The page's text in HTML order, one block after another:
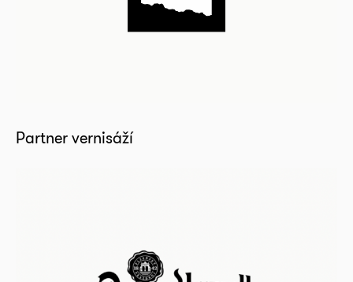
Partner vernisáží